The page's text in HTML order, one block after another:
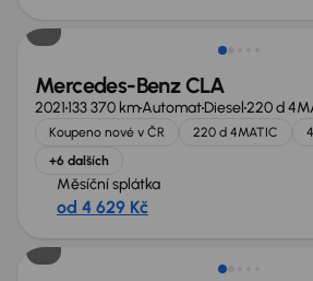
Mercedes-Benz CLA
2021133 370 kmAutomatDiesel220 d
Koupeno nové v ČR 220 d 4MATIC
+6 dalších
Měsíční splátka
od 4 629 Kč
Nově v nabídce